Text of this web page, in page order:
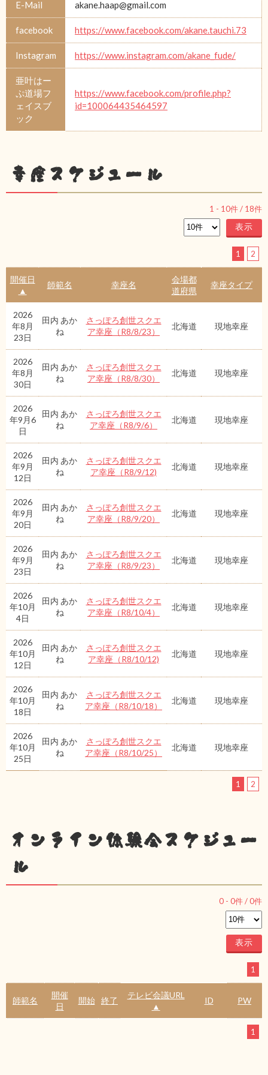
E-Mail akane.haap@gmail.com
facebook https://www.facebook.com/akane.tauchi.73
Instagram https://www.instagram.com/akane_fude/
亜叶はー
ぷ道場フ
ェイスブ
ック
https://www.facebook.com/profile.php?
id=100064435464597
幸座スケジュール
1 - 10件 / 18件
1 2
開催日
▲
師範名 幸座名
会場都
道府県
幸座タイプ
2026
年8月
23日
田内 あか
ね
さっぽろ創世スクエ
ア幸座（R8/8/23）
北海道 現地幸座
2026
年8月
30日
田内 あか
ね
さっぽろ創世スクエ
ア幸座（R8/8/30）
北海道 現地幸座
2026
年9月6
日
田内 あか
ね
さっぽろ創世スクエ
ア幸座（R8/9/6）
北海道 現地幸座
2026
年9月
12日
田内 あか
ね
さっぽろ創世スクエ
ア幸座（R8/9/12)
北海道 現地幸座
2026
年9月
20日
田内 あか
ね
さっぽろ創世スクエ
ア幸座（R8/9/20）
北海道 現地幸座
2026
年9月
23日
田内 あか
ね
さっぽろ創世スクエ
ア幸座（R8/9/23）
北海道 現地幸座
2026
年10月
4日
田内 あか
ね
さっぽろ創世スクエ
ア幸座（R8/10/4）
北海道 現地幸座
2026
年10月
12日
田内 あか
ね
さっぽろ創世スクエ
ア幸座（R8/10/12)
北海道 現地幸座
2026
年10月
18日
田内 あか
ね
さっぽろ創世スクエ
ア幸座（R8/10/18）
北海道 現地幸座
2026
年10月
25日
田内 あか
ね
さっぽろ創世スクエ
ア幸座（R8/10/25）
北海道 現地幸座
1 2
オンライン体験会スケジュー
ル
0 - 0件 /0件
1
師範名
開催
日
開始 終了
テレビ会議URL
▲
ID PW
1